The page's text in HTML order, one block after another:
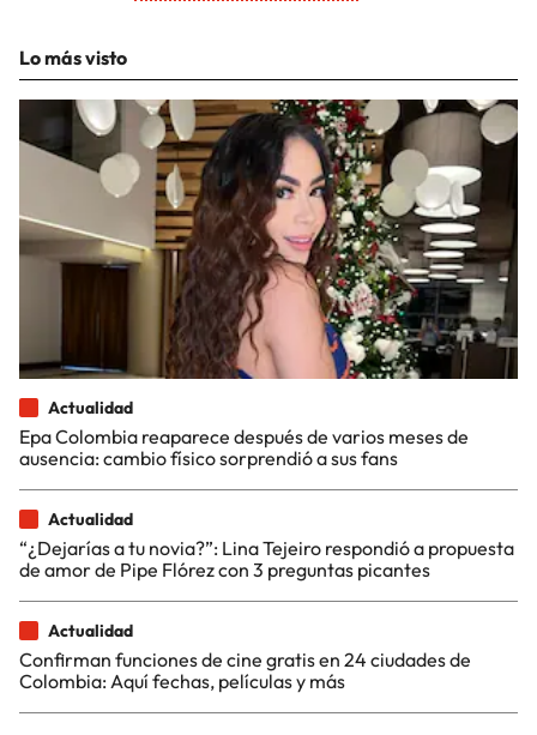
Lo más visto
Actualidad
Epa Colombia reaparece después de varios meses de
ausencia: cambio físico sorprendió a sus fans
Actualidad
“¿Dejarías a tu novia?”: Lina Tejeiro respondió a propuesta
de amor de Pipe Flórez con 3 preguntas picantes
Actualidad
Confirman funciones de cine gratis en 24 ciudades de
Colombia: Aquí fechas, películas y más